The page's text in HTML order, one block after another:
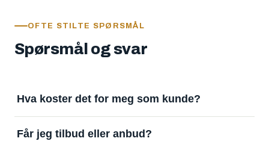
OFTE STILTE SPØRSMÅL
Spørsmål og svar
Hva koster det for meg som kunde?
å motta svar. Tjenesten finansieres av
Får jeg tilbud eller anbud?